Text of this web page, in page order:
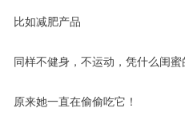
比如减肥产品
同样不健身，不运动，凭什么闺蜜
原来她一直在偷偷吃它！